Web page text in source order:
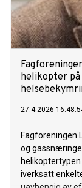
helikopter
27.4.2026
Fagforeningen
og
helikoptertypen
iverksatt